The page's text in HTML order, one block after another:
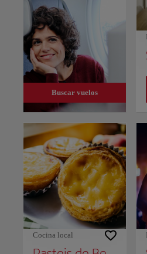
Buscar vuelos
Cocina local